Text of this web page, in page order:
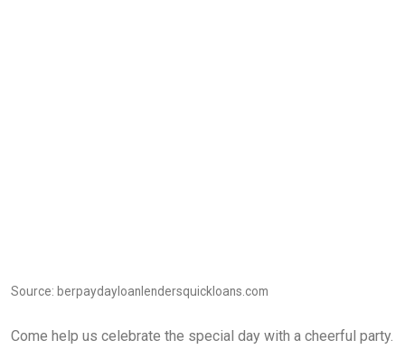
Source: berpaydayloanlendersquickloans.com
Come help us celebrate the special day with a cheerful party.